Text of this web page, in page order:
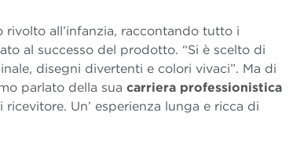
all’infanzia, raccontando tutto i
al successo del prodotto. “Si è scelto di
disegni divertenti e colori vivaci”. Ma di
parlato della sua carriera professionistica
Un’ esperienza lunga e ricca di